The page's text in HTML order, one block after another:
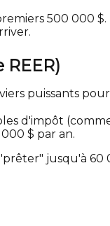
500 000
REER)
puissants pour
d'impôt
$ par an.
jusqu'à 60